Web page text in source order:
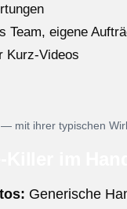
Team, eigene
Kurz-Videos
mit ihrer typischen
Generische